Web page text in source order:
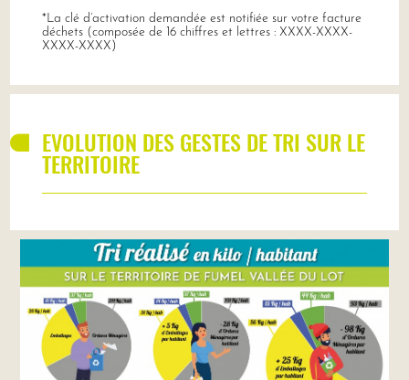
*La clé d’activation demandée est notifiée sur votre facture
déchets (composée de 16 chiffres et lettres : XXXX-XXXX-
XXXX-XXXX)
EVOLUTION DES GESTES DE TRI SUR LE
TERRITOIRE